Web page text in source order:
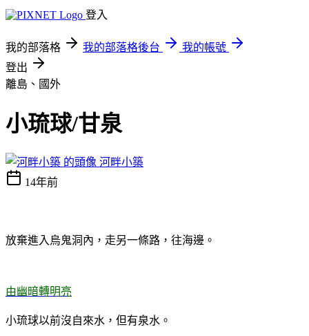
登入
我的部落格 我的部落格後台
我的帳號
登出
離島、國外
小琉球/甘泉
河畔小築
14年前
放棄進入烏鬼洞內，走另一條路，往海邊。
由幽暗轉明亮
小琉球以前沒自來水，但有泉水。